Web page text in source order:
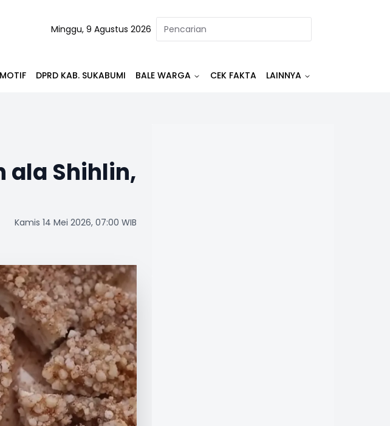
Minggu, 9 Agustus 2026
DPRD KAB. SUKABUMI BALE WARGA CEK FAKTA LAINNYA
ala Shihlin,
Kamis 14 Mei 2026, 07:00 WIB